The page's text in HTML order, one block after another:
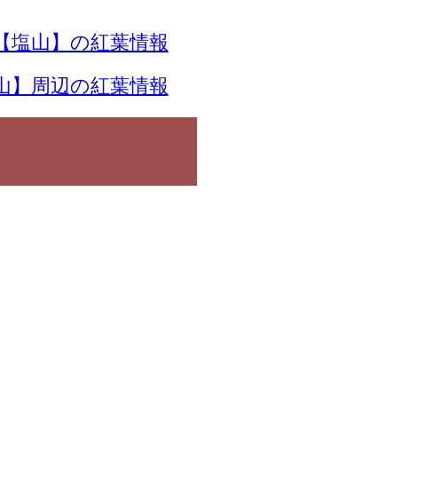
塩山】の紅葉情報
】周辺の紅葉情報